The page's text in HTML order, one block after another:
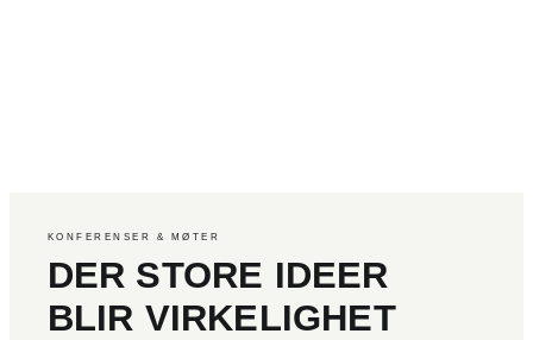
KONFERENSER & MØTER
DER STORE IDEER
BLIR VIRKELIGHET